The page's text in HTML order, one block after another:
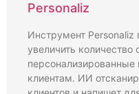
Personaliz
Инструмент Personaliz
увеличить количество
клиентам. ИИ